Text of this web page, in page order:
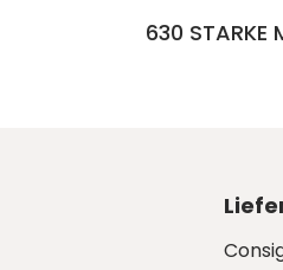
630 STARKE